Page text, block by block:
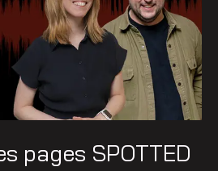
pages SPOTTED